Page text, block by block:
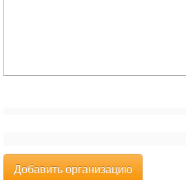
Добавить организацию